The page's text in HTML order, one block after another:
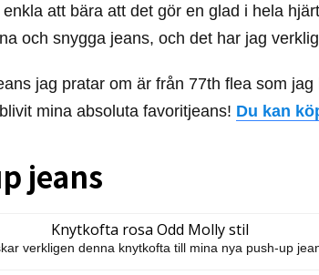
att bära att det gör en glad i hela
och snygga jeans, och det har jag
jag pratar om är från 77th flea som jag
mina absoluta favoritjeans! Du kan
jeans
verkligen denna knytkofta till mina nya push-up